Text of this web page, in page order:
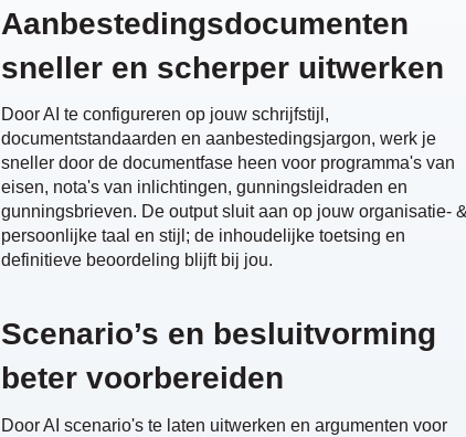
Aanbestedingsdocumenten
sneller en scherper uitwerken
Door AI te configureren op jouw schrijfstijl,
documentstandaarden en aanbestedingsjargon, werk je
sneller door de documentfase heen voor programma's van
eisen, nota's van inlichtingen, gunningsleidraden en
gunningsbrieven. De output sluit aan op jouw organisatie- &
persoonlijke taal en stijl; de inhoudelijke toetsing en
definitieve beoordeling blijft bij jou.
Scenario’s en besluitvorming
beter voorbereiden
Door AI scenario's te laten uitwerken en argumenten voor